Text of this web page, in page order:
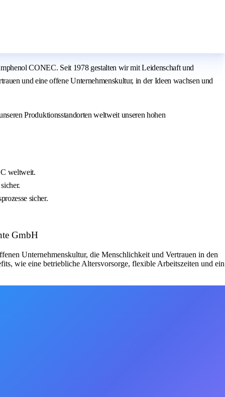
CONEC. Seit 1978 gestalten wir mit Leidenschaft und
und eine offene Unternehmenskultur, in der Ideen wachsen und
Produktionsstandorten weltweit unseren hohen
weltweit.
sicher.
GmbH
Unternehmenskultur, die Menschlichkeit und Vertrauen in den
wie eine betriebliche Altersvorsorge, flexible Arbeitszeiten und ein